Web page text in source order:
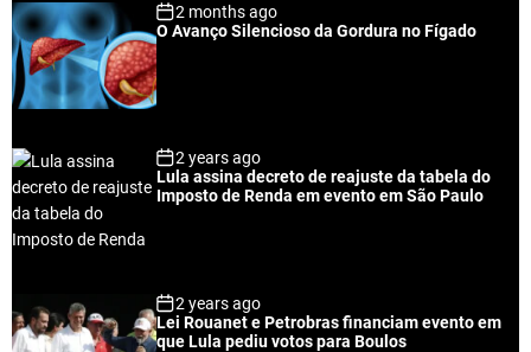
2 months ago
O Avanço Silencioso da Gordura no Fígado
2 years ago
Lula assina decreto de reajuste da tabela do
Imposto de Renda em evento em São Paulo
2 years ago
Lei Rouanet e Petrobras financiam evento em
que Lula pediu votos para Boulos